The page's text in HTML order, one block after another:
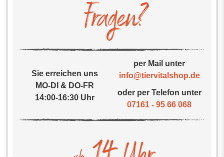
Sie erreichen uns
MO-DI & DO-FR
14:00-16:30 Uhr
per Mail unter
info@tiervitalshop.de
oder per Telefon unter
07161 - 95 66 068